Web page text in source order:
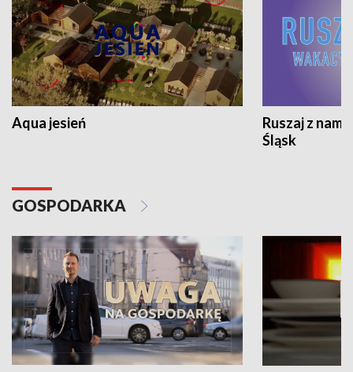
Aqua jesień
Ruszaj z
Śląsk
GOSPODARKA